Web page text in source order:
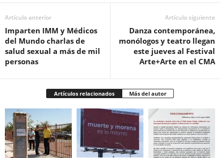
Artículo anterior
Imparten IMM y Médicos
del Mundo charlas de
salud sexual a más de mil
personas
Artículo siguiente
Danza contemporánea,
monólogos y teatro llegan
este jueves al Festival
Arte+Arte en el CMA
Artículos relacionados Más del autor